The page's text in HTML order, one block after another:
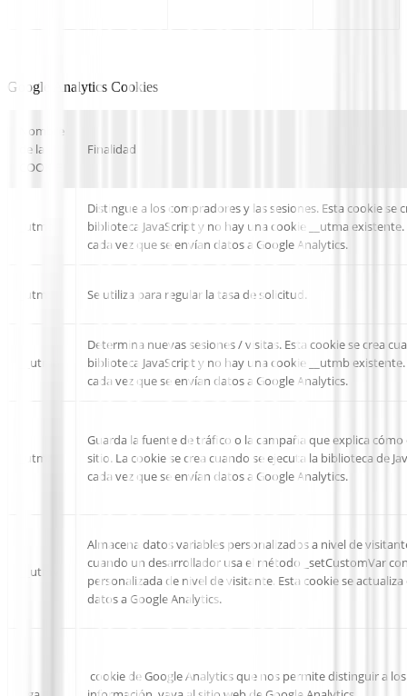
Google Analytics Cookies
Nombre
de la
COOKIE
Finalidad
_utma
Distingue a los compradores y las sesiones. Esta cookie se
biblioteca JavaScript y no hay una cookie __utma
cada vez que se envían datos a Google Analytics.
_utmt Se utiliza para regular la tasa de solicitud.
__utmb
Determina nuevas sesiones / visitas. Esta cookie se crea
biblioteca JavaScript y no hay una cookie __utmb
cada vez que se envían datos a Google Analytics.
_utmz
Guarda la fuente de tráfico o la campaña que explica
sitio. La cookie se crea cuando se ejecuta la biblioteca de
cada vez que se envían datos a Google Analytics.
__utmv
Almacena datos variables personalizados a nivel de
cuando un desarrollador usa el método _setCustomVar
personalizada de nivel de visitante. Esta cookie se
datos a Google Analytics.
cookie de Google Analytics que nos permite distinguir a